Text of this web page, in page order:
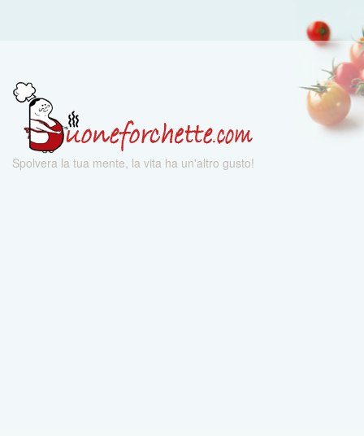
Spolvera la tua mente, la vita ha un'altro gusto!